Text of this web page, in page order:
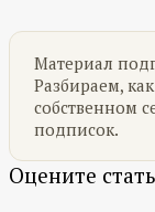
Материал
Разбираем,
собственном
подписок.
Оцените